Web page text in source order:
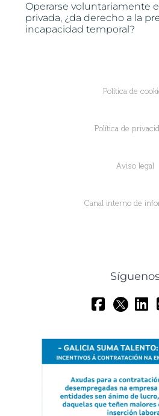
Operarse voluntariamente
privada, ¿da derecho a la
incapacidad temporal?
Política de
Política de
Aviso legal
Canal interno de